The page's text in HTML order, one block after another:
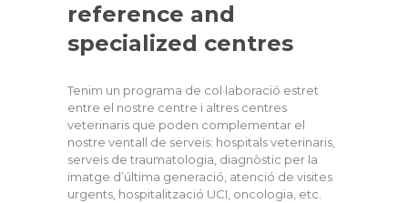
reference and
specialized centres
Tenim un programa de col·laboració estret
entre el nostre centre i altres centres
veterinaris que poden complementar el
nostre ventall de serveis: hospitals veterinaris,
serveis de traumatologia, diagnòstic per la
imatge d’última generació, atenció de visites
urgents, hospitalització UCI, oncologia, etc.